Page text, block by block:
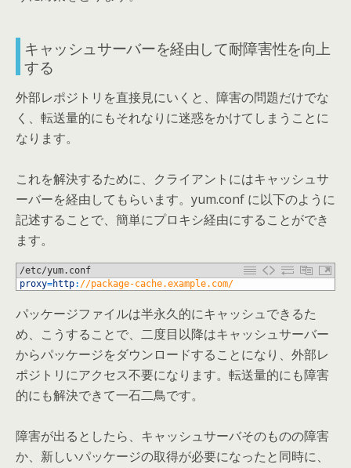
キャッシュサーバーを経由して耐障害性を向上
する
外部レポジトリを直接見にいくと、障害の問題だけでな
く、転送量的にもそれなりに迷惑をかけてしまうことに
なります。
これを解決するために、クライアントにはキャッシュサ
ーバーを経由してもらいます。yum.conf に以下のように
記述することで、簡単にプロキシ経由にすることができ
ます。
/etc/yum.conf
proxy=http: //package-cache.example.com/
パッケージファイルは半永久的にキャッシュできるた
め、こうすることで、二度目以降はキャッシュサーバー
からパッケージをダウンロードすることになり、外部レ
ポジトリにアクセス不要になります。転送量的にも障害
的にも解決できて一石二鳥です。
障害が出るとしたら、キャッシュサーバそのものの障害
か、新しいパッケージの取得が必要になったと同時に、